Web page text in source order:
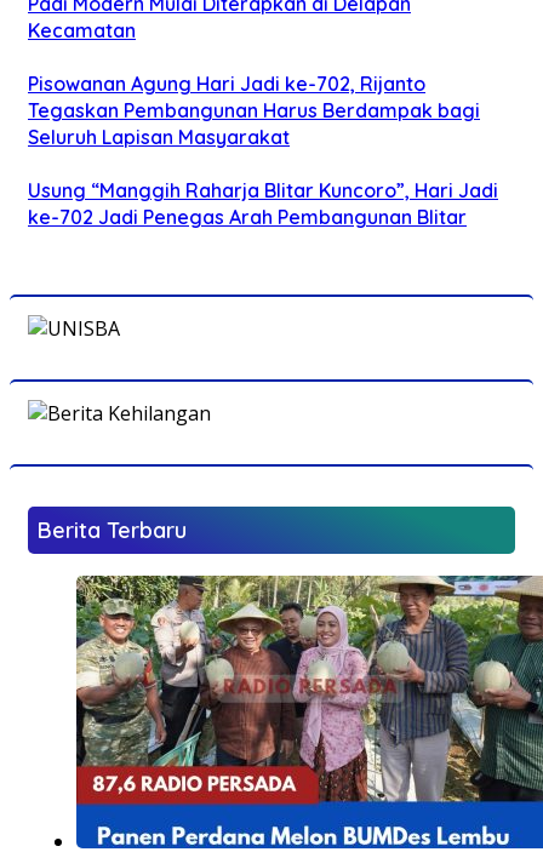
Kecamatan
Pisowanan Agung Hari Jadi ke-702, Rijanto
Tegaskan Pembangunan Harus Berdampak bagi
Seluruh Lapisan Masyarakat
Usung “Manggih Raharja Blitar Kuncoro”, Hari Jadi
ke-702 Jadi Penegas Arah Pembangunan Blitar
Berita Terbaru